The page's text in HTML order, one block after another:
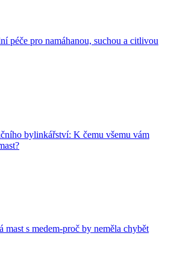
péče pro namáhanou, suchou a citlivou
bylinkářství: K čemu všemu vám
mast s medem-proč by neměla chybět